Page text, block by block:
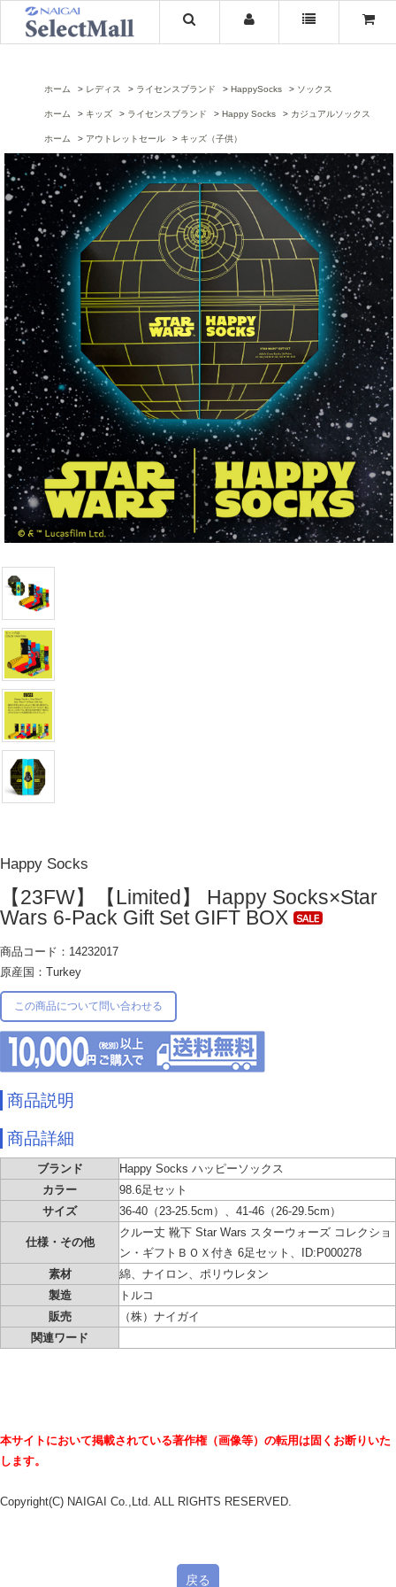
ホーム レディス ライセンスブランド HappySocks ソックス
ホーム キッズ ライセンスブランド Happy Socks カジュアルソックス
ホーム アウトレットセール キッズ（子供）
Happy Socks
【23FW】【Limited】 Happy Socks×Star
Wars 6-Pack Gift Set GIFT BOX
商品コード：14232017
原産国：Turkey
この商品について問い合わせる
商品説明
商品詳細
ブランド
Happy Socks ハッピーソックス
カラー
98.6足セット
サイズ
36-40（23-25.5cm）、41-46（26-29.5cm）
仕様・その他
クルー丈 靴下 Star Wars スターウォーズ コレクショ
ン・ギフトＢＯＸ付き 6足セット、ID:P000278
素材
綿、ナイロン、ポリウレタン
製造
トルコ
販売
（株）ナイガイ
関連ワード
本サイトにおいて掲載されている著作権（画像等）の転用は固くお断りいた
します。
Copyright(C) NAIGAI Co.,Ltd. ALL RIGHTS RESERVED.
戻る